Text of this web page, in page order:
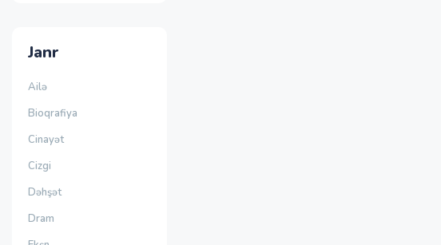
Janr
Ailə
Bioqrafiya
Cinayət
Cizgi
Dəhşət
Dram